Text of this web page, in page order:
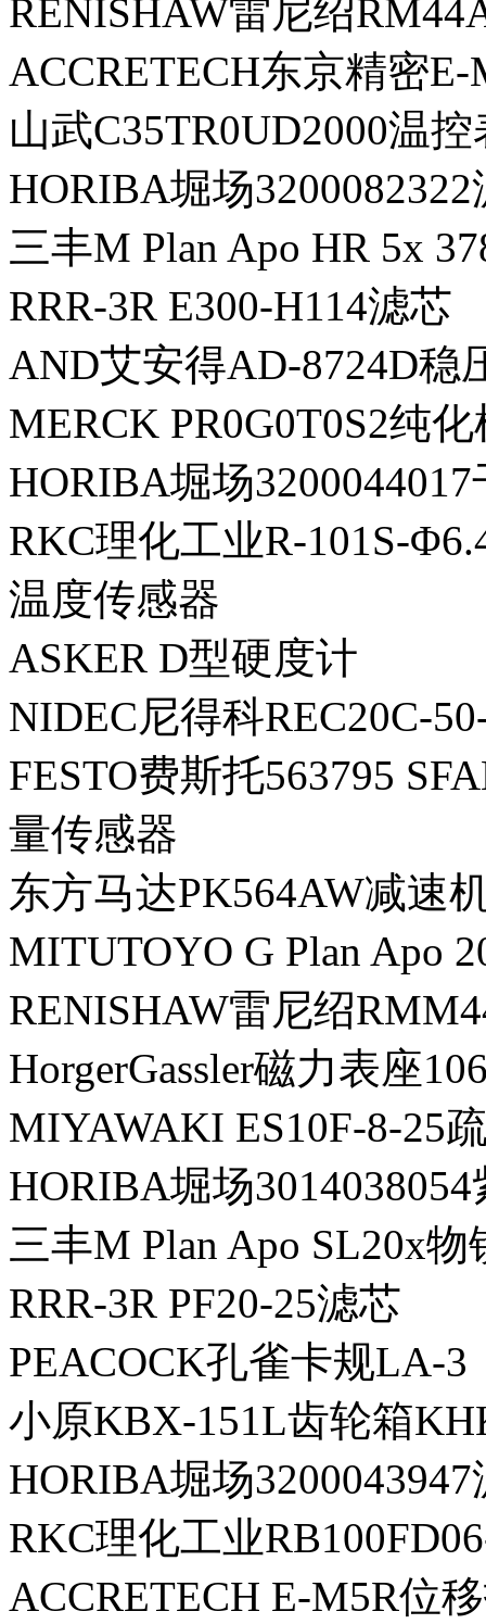
RENISHAW雷尼绍
ACCRETECH东京精密
山武C35TR0UD2000温
HORIBA堀场
三丰M Plan Apo HR 5x
RRR-3R E300-H114滤芯
AND艾安得AD-8724D稳
MERCK PR0G0T0S2纯化
HORIBA堀场
RKC理化工业R-101S-
温度传感器
ASKER D型硬度计
NIDEC尼得科REC20C-
FESTO费斯托563795
量传感器
东方马达PK564AW减速
MITUTOYO G Plan Apo
RENISHAW雷尼绍
HorgerGassler磁力表座
MIYAWAKI ES10F-8-25
HORIBA堀场
三丰M Plan Apo SL20x
RRR-3R PF20-25滤芯
PEACOCK孔雀卡规LA-3
小原KBX-151L齿轮箱
HORIBA堀场3200043947
RKC理化工业
ACCRETECH E-M5R位